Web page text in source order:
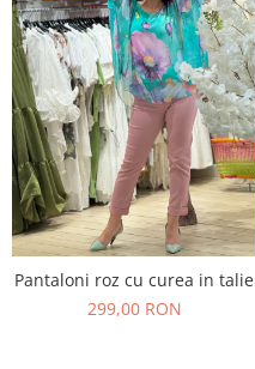
Pantaloni roz cu curea in talie
299,00 RON